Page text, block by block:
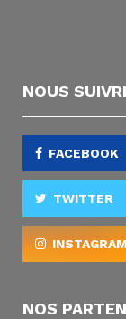
NOUS
FACEBOOK
TWITTER
INSTAGRAM
NOS